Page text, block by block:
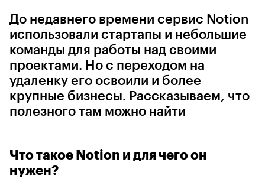
До недавнего времени сервис Notion
использовали стартапы и небольшие
команды для работы над своими
проектами. Но с переходом на
удаленку его освоили и более
крупные бизнесы. Рассказываем, что
полезного там можно найти
Что такое Notion и для чего он
нужен?